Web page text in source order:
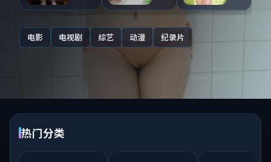
轨）
步
连
载）
区
电影 电视剧 综艺 动漫 纪录片
热门分类